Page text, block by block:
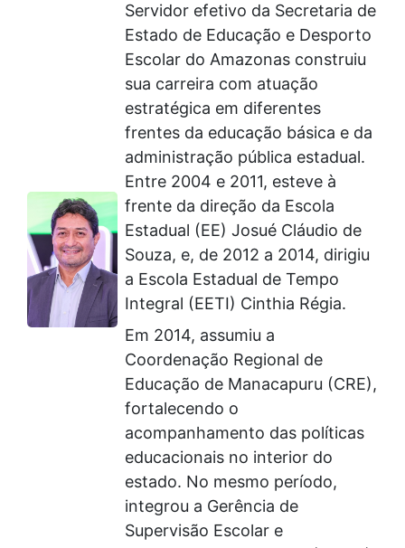
Servidor efetivo da Secretaria de
Estado de Educação e Desporto
Escolar do Amazonas construiu
sua carreira com atuação
estratégica em diferentes
frentes da educação básica e da
administração pública estadual.
Entre 2004 e 2011, esteve à
frente da direção da Escola
Estadual (EE) Josué Cláudio de
Souza, e, de 2012 a 2014, dirigiu
a Escola Estadual de Tempo
Integral (EETI) Cinthia Régia.
Em 2014, assumiu a
Coordenação Regional de
Educação de Manacapuru (CRE),
fortalecendo o
acompanhamento das políticas
educacionais no interior do
estado. No mesmo período,
integrou a Gerência de
Supervisão Escolar e